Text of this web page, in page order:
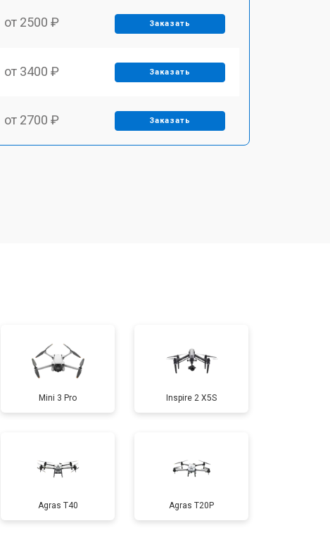
от 2500 ₽ Заказать
от 3400 ₽ Заказать
от 2700 ₽ Заказать
от 1600 ₽ Заказать
от 1000 ₽ Заказать
от 1800 ₽ Заказать
от 2800 ₽ Заказать
Mini 3 Pro Inspire 2 X5S
Agras T40 Agras T20P